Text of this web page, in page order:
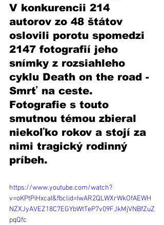
V konkurencii 214
autorov zo 48 štátov
oslovili porotu spomedzi
2147 fotografií jeho
snímky z rozsiahleho
cyklu Death on the road -
Smrť na ceste.
Fotografie s touto
smutnou témou zbieral
niekoľko rokov a stojí za
nimi tragický rodinný
príbeh.
https://www.youtube.com/watch?
v=oKPtPiHxcaI&fbclid=IwAR2QLWXrWkOfAEWH
NZXJyAVEZ18C7EGYbWtTeP7v09FJkMjVNBfZuZ
pqQfc